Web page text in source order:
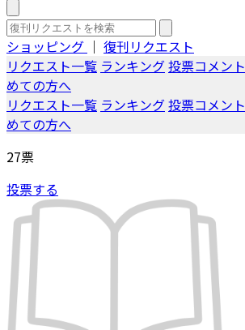
ショッピング ｜ 復刊リクエスト
リクエスト一覧 ランキング投票コメント
めての方へ
リクエスト一覧 ランキング投票コメント
めての方へ
27票
投票する